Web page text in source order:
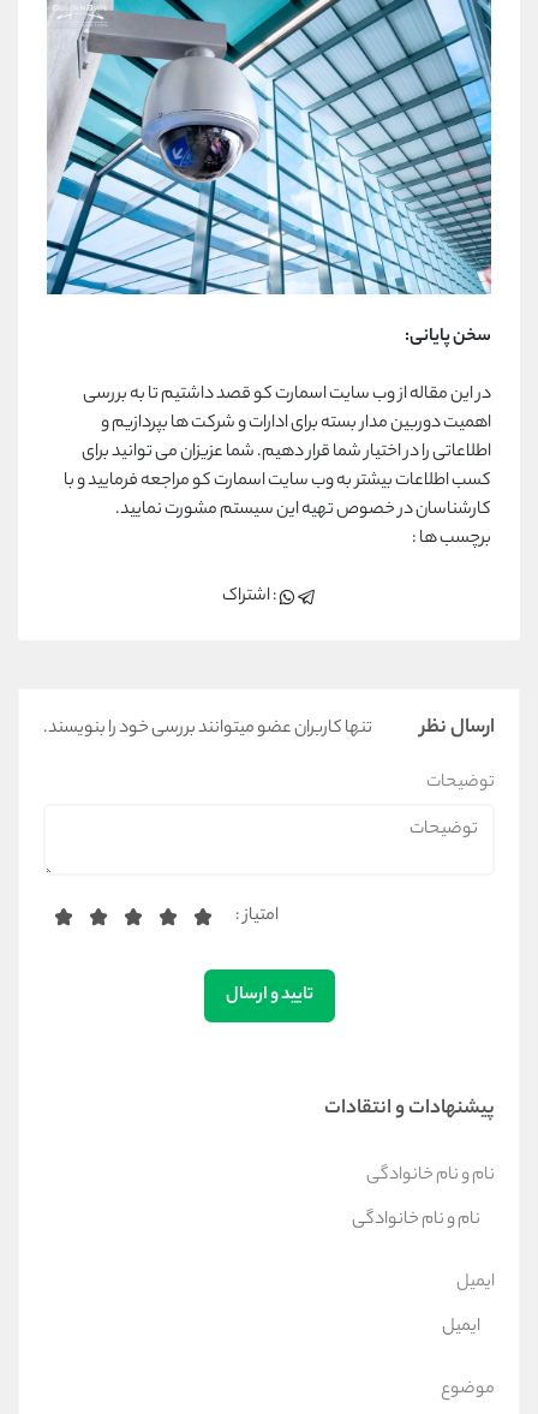
سخن پایانی:
در این مقاله از وب سایت اسمارت کو قصد داشتیم تا به بررسی
اهمیت دوربین مدار بسته برای ادارات و شرکت ها بپردازیم و
اطلاعاتی را در اختیار شما قرار دهیم. شما عزیزان می توانید برای
کسب اطلاعات بیشتر به وب سایت اسمارت کو مراجعه فرمایید و با
کارشناسان در خصوص تهیه این سیستم مشورت نمایید.
برچسب ها :
: اشتراک
ارسال نظر
تنها کاربران عضو میتوانند بررسی خود را بنویسند.
توضیحات
امتیاز :
تایید و ارسال
پیشنهادات و انتقادات
نام و نام خانوادگی
ایمیل
موضوع